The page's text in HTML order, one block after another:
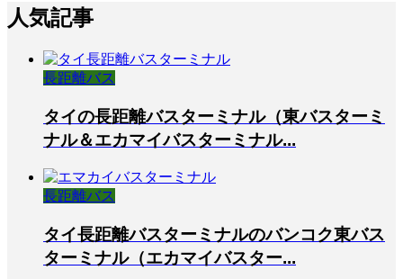
人気記事
長距離バス
タイの長距離バスターミナル（東バスターミ
ナル＆エカマイバスターミナル...
長距離バス
タイ長距離バスターミナルのバンコク東バス
ターミナル（エカマイバスター...